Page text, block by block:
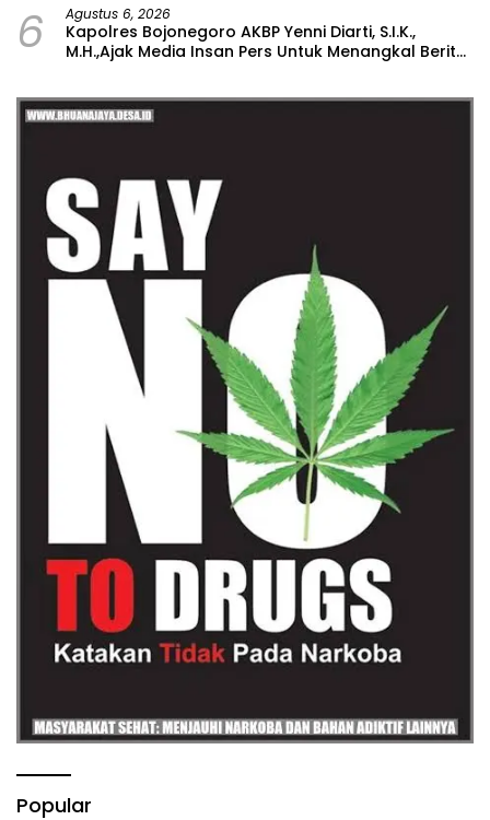
6 Agustus 6, 2026
Kapolres Bojonegoro AKBP Yenni Diarti, S.I.K.,
M.H.,Ajak Media Insan Pers Untuk Menangkal Berita
Popular